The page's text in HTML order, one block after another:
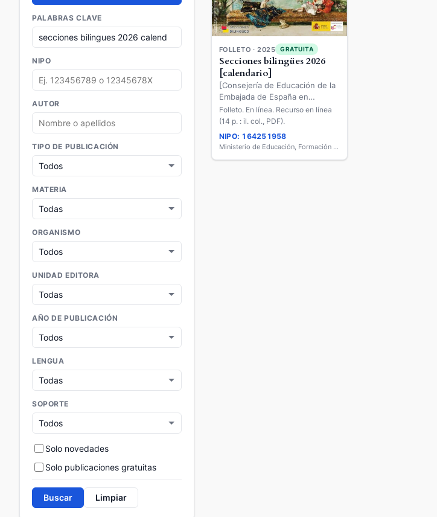
PALABRAS CLAVE
NIPO
AUTOR
TIPO DE PUBLICACIÓN
MATERIA
ORGANISMO
UNIDAD EDITORA
AÑO DE PUBLICACIÓN
LENGUA
SOPORTE
Solo novedades
Solo publicaciones gratuitas
Buscar Limpiar
FOLLETO · 2025 GRATUITA
Secciones bilingües 2026
[calendario]
[Consejería de Educación de la
Embajada de España en
Bulgaria]
Folleto. En línea. Recurso en línea
(14 p. : il. col., PDF).
NIPO: 164251958
Ministerio de Educación, Formación Profesional y Deportes